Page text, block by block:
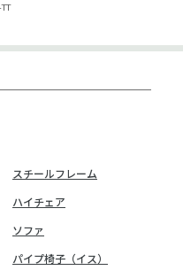
スチールフレーム
ハイチェア
ソファ
パイプ椅子（イス）